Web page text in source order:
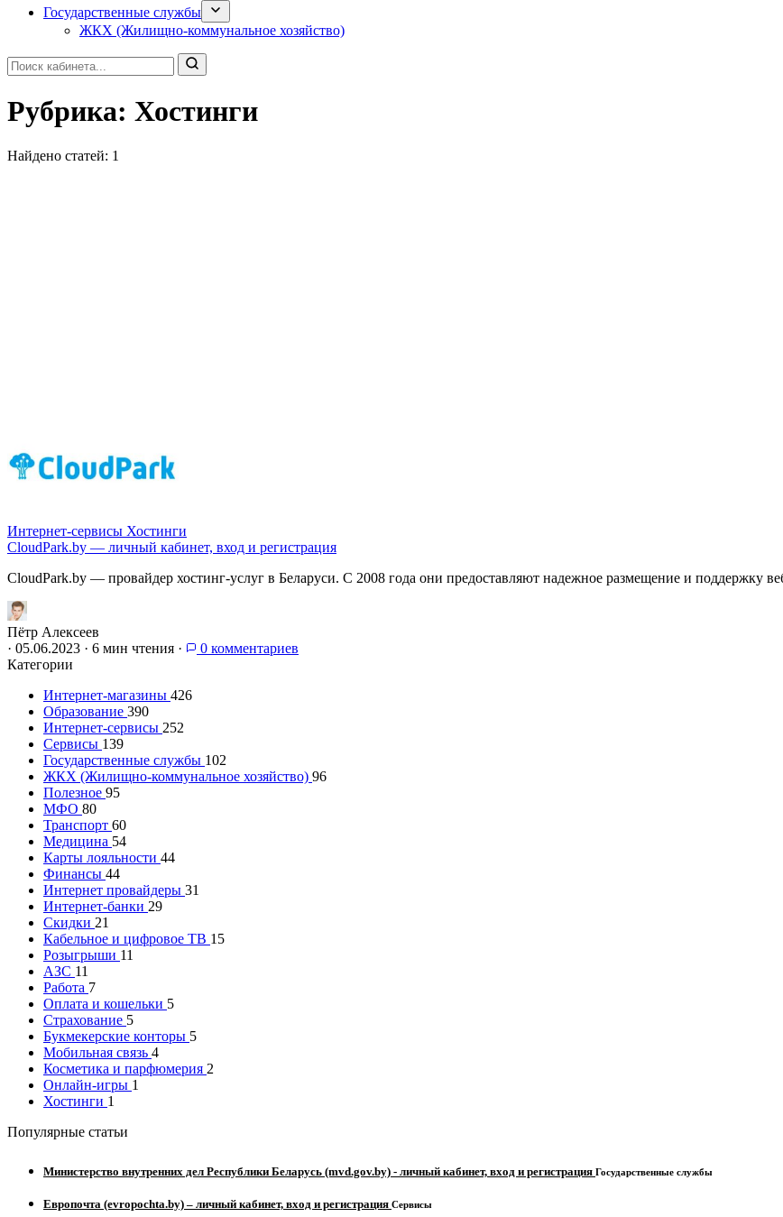
Государственные службы
ЖКХ (Жилищно-коммунальное хозяйство)
Рубрика: Хостинги
Найдено статей: 1
Интернет-сервисы Хостинги
CloudPark.by — личный кабинет, вход и регистрация
CloudPark.by — провайдер хостинг-услуг в Беларуси. С 2008 года они предоставляют надежное размещение и поддержку
Пётр Алексеев
· 05.06.2023 · 6 мин чтения ·
0 комментариев
Категории
Интернет-магазины 426
Образование 390
Интернет-сервисы 252
Сервисы 139
Государственные службы 102
ЖКХ (Жилищно-коммунальное хозяйство) 96
Полезное 95
МФО 80
Транспорт 60
Медицина 54
Карты лояльности 44
Финансы 44
Интернет провайдеры 31
Интернет-банки 29
Скидки 21
Кабельное и цифровое ТВ 15
Розыгрыши 11
АЗС 11
Работа 7
Оплата и кошельки 5
Страхование 5
Букмекерские конторы 5
Мобильная связь 4
Косметика и парфюмерия 2
Онлайн-игры 1
Хостинги 1
Популярные статьи
Министерство внутренних дел Республики Беларусь (mvd.gov.by) - личный кабинет, вход и регистрация Государственные службы
Европочта (evropochta.by) – личный кабинет, вход и регистрация Сервисы